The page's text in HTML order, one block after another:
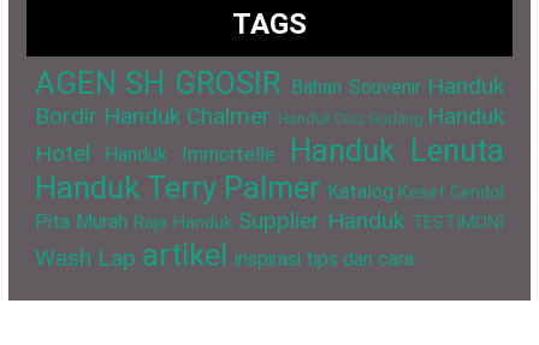
TAGS
AGEN SH GROSIR Bahan Souvenir Handuk
Bordir Handuk Chalmer Handuk Cuci Gudang Handuk
Hotel
Handuk Immortelle
Handuk Lenuta
Handuk Terry Palmer Katalog Keset Cendol
Pita Murah Raja Handuk Supplier Handuk TESTIMONI
Wash Lap artikel inspirasi tips dan cara